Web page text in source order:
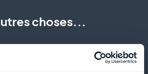
choses...